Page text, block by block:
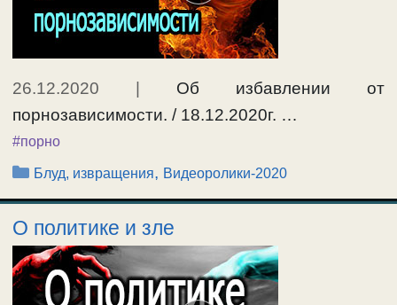
26.12.2020
Об избавлении от
порнозависимости. / 18.12.2020г. …
#порно
Рубрики
Блуд, извращения, Видеоролики-2020
О политике и зле